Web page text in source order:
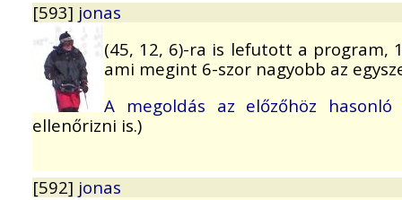
[593] jonas
(45, 12, 6)-ra is lefutott a program,
ami megint 6-szor nagyobb az
A megoldás az előzőhöz hasonló
ellenőrizni is.)
[592] jonas